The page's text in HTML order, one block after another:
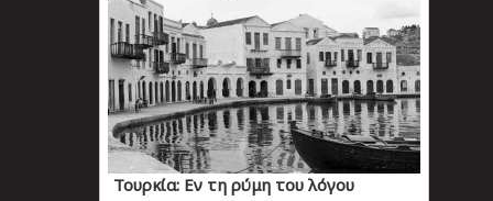
Τουρκία: Εν τη ρύμη του λόγου